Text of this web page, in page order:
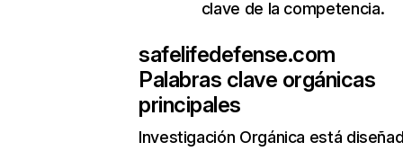
clave de la competencia.
safelifedefense.com
Palabras clave orgánicas
principales
Investigación Orgánica está